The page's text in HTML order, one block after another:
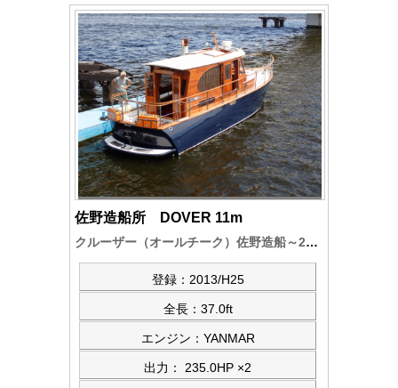
佐野造船所 DOVER 11m
クルーザー（オールチーク）佐野造船～200年の伝統を引き継ぐ第9代が12年余をかけた（佐野 稔製） オールチーク製の内外装 豪華なクルーザー YANMAR-6LP-DT-2機搭載、その他各種を装備
登録：2013/H25
全長：37.0ft
エンジン：YANMAR
出力： 235.0HP ×2